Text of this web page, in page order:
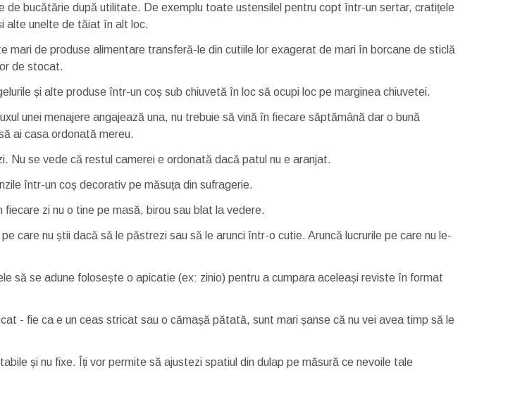
de bucătărie după utilitate. De exemplu toate ustensilel pentru copt într-un sertar, cratițele
alte unelte de tăiat în alt loc.
mari de produse alimentare transferă-le din cutiile lor exagerat de mari în borcane de sticlă
de stocat.
și alte produse într-un coș sub chiuvetă în loc să ocupi loc pe marginea chiuvetei.
unei menajere angajează una, nu trebuie să vină în fiecare săptămână dar o bună
ai casa ordonată mereu.
Nu se vede că restul camerei e ordonată dacă patul nu e aranjat.
într-un coș decorativ pe măsuța din sufragerie.
fiecare zi nu o tine pe masă, birou sau blat la vedere.
care nu știi dacă să le păstrezi sau să le arunci într-o cutie. Aruncă lucrurile pe care nu le-
să se adune folosește o apicatie (ex: zinio) pentru a cumpara aceleași reviste în format
- fie ca e un ceas stricat sau o cămașă pătată, sunt mari șanse că nu vei avea timp să le
și nu fixe. Îți vor permite să ajustezi spatiul din dulap pe măsură ce nevoile tale